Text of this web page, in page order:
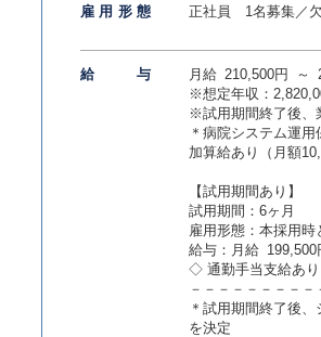
雇用形 態 正社員 1名募集／
給 与
月給 210,500円 ～
※想定年収：
※試用期間終了後、
＊病院システム運
加算給あり（月額
【試用期間あり】
試用期間：6ヶ月
雇用形態：本採用時
給与：月給
◇ 通勤手当支給あ
－－－－－－－－
＊試用期間終了後
を決定